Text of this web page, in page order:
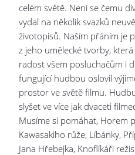
celém světě. Není se čemu
vydal na několik svazků
životopisů. Naším přáním je
z jeho umělecké tvorby,
radost všem posluchačům i
fungující hudbou oslovil
prostor ve světě filmu.
slyšet ve více jak dvaceti
Musíme si pomáhat, Horem
Kawasakiho růže, Líbánky,
Jana Hřebejka, Knoflíkáři